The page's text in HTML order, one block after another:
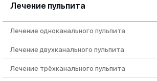
Лечение пульпита
Лечение одноканального пульпита
Лечение двухканального пульпита
Лечение трёхканального пульпита